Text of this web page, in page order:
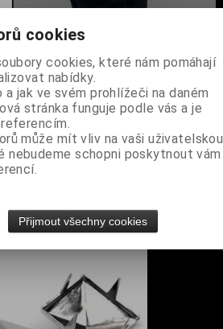
cookies
cookies, které nám pomáhají
nabídky.
jak ve svém prohlížeči na daném
stránka funguje podle vás a je
může mít vliv na vaši uživatelskou
nebudeme schopni poskytnout vám
Přijmout všechny cookies